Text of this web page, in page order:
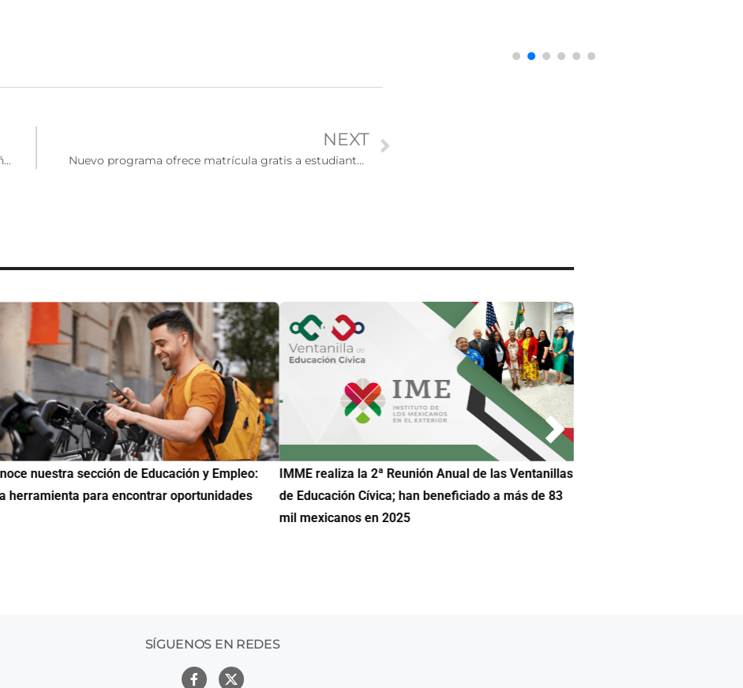
Senadora presentó legislación para protección de niños y jóvenes inmigrantes
NEXT
Nuevo programa ofrece matrícula gratis a estudiantes indocumentados en Minnesota
nuestra sección de Educación y Empleo:
herramienta para encontrar oportunidades
IMME realiza la 2ª Reunión Anual de las Ventanillas
de Educación Cívica; han beneficiado a más de 83
mil mexicanos en 2025
SÍGUENOS EN REDES